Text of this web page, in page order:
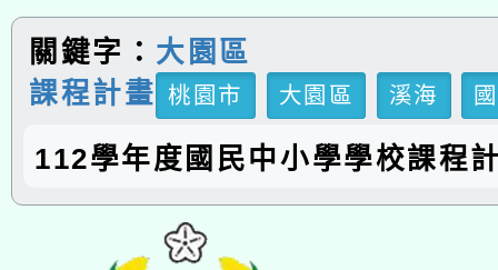
關鍵字： 大園區
課程計畫 桃園市 大園區 溪海
112學年度國民中小學學校課程